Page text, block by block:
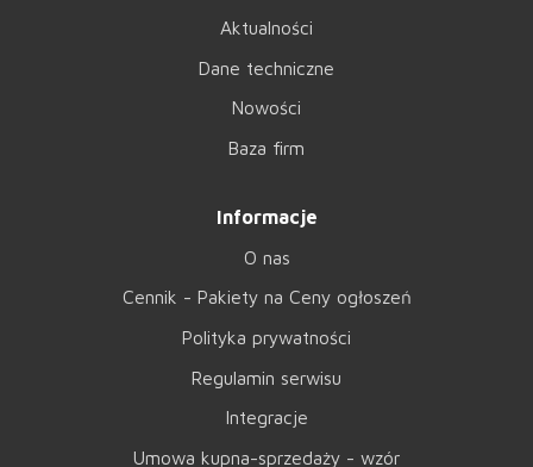
Aktualności
Dane techniczne
Nowości
Baza firm
Informacje
O nas
Cennik - Pakiety na Ceny ogłoszeń
Polityka prywatności
Regulamin serwisu
Integracje
Umowa kupna-sprzedaży - wzór